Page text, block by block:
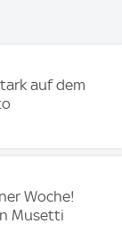
auf dem
Woche!
Musetti